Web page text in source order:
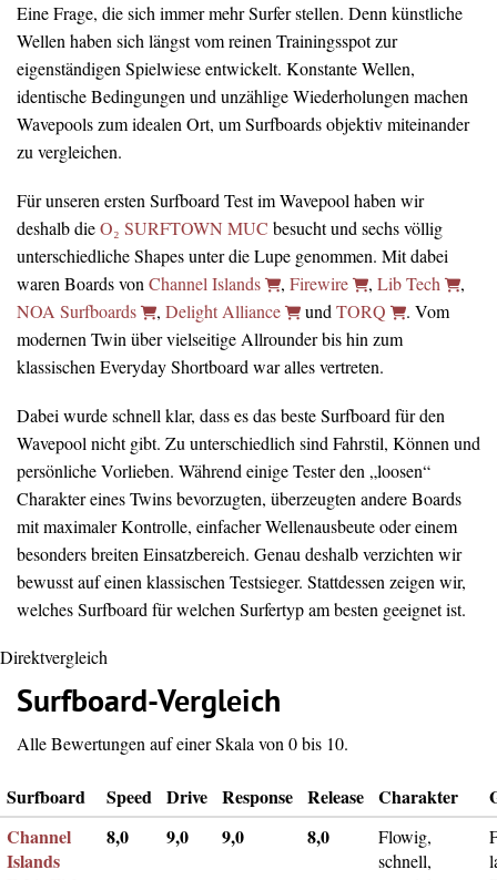
Eine Frage, die sich immer mehr Surfer stellen. Denn künstliche
Wellen haben sich längst vom reinen Trainingsspot zur
eigenständigen Spielwiese entwickelt. Konstante Wellen,
identische Bedingungen und unzählige Wiederholungen machen
Wavepools zum idealen Ort, um Surfboards objektiv miteinander
zu vergleichen.
Für unseren ersten Surfboard Test im Wavepool haben wir
deshalb dieO₂ SURFTOWN MUC besucht und sechs völlig
unterschiedliche Shapes unter die Lupe genommen. Mit dabei
waren Boards vonChannel Islands , Firewire , Lib Tech
,
NOA Surfboards
, Delight Alliance undTORQ
. Vom
modernen Twin über vielseitige Allrounder bis hin zum
klassischen Everyday Shortboard war alles vertreten.
Dabei wurde schnell klar, dass es das beste Surfboard für den
Wavepool nicht gibt. Zu unterschiedlich sind Fahrstil, Können und
persönliche Vorlieben. Während einige Tester den „loosen“
Charakter eines Twins bevorzugten, überzeugten andere Boards
mit maximaler Kontrolle, einfacher Wellenausbeute oder einem
besonders breiten Einsatzbereich. Genau deshalb verzichten wir
bewusst auf einen klassischen Testsieger. Stattdessen zeigen wir,
welches Surfboard für welchen Surfertyp am besten geeignet ist.
Direktvergleich
Surfboard-Vergleich
Alle Bewertungen auf einer Skala von 0 bis 10.
Surfboard Speed Drive Response Release Charakter
Channel
Islands
8,0 9,0 9,0 8,0
Flowig,
schnell,